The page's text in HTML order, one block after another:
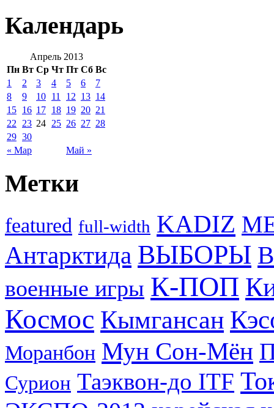
Календарь
Апрель 2013
Пн Вт Ср Чт Пт Сб Вс
« Мар Май »
1 2 3 4 5 6
7
8
9 10 11 12 13 14
15 16 17 18 19 20 21
22
23 24 25 26 27 28
29 30
Метки
featured full-width KADIZ
Антарктида ВЫБОРЫ
военные игры К-ПОП
Космос Кымгансан
Моранбон Мун Сон-Мён
Сурион Таэквон-до ITF